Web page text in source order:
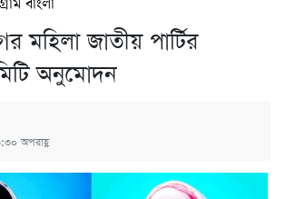
মহিলা জাতীয় পার্টির
অনুমোদন
অপরাহ্ণ